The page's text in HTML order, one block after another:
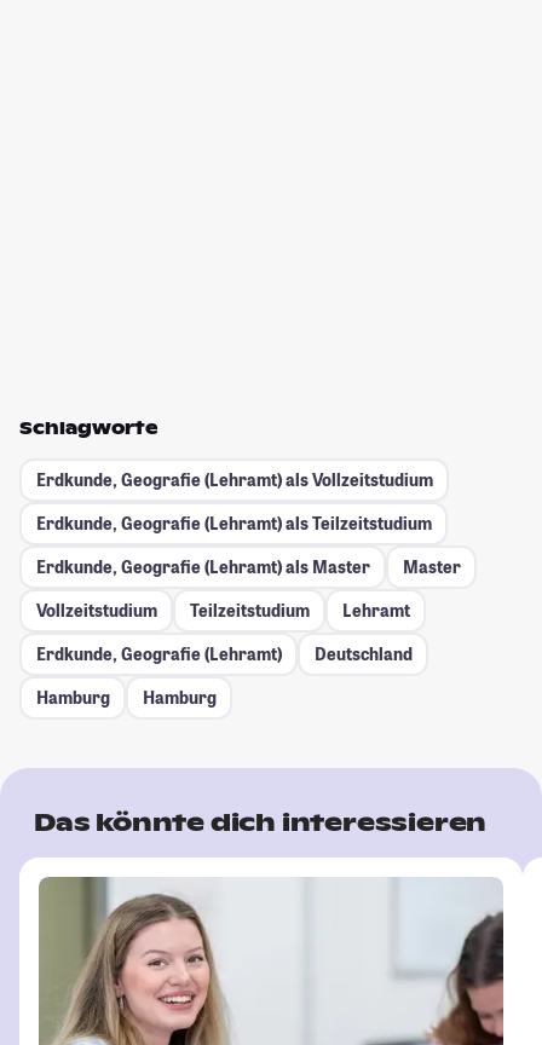
Schlagworte
Erdkunde, Geografie (Lehramt) als Vollzeitstudium
Erdkunde, Geografie (Lehramt) als Teilzeitstudium
Erdkunde, Geografie (Lehramt) als Master
Master
Vollzeitstudium
Teilzeitstudium
Lehramt
Erdkunde, Geografie (Lehramt)
Deutschland
Hamburg
Hamburg
Das könnte dich interessieren